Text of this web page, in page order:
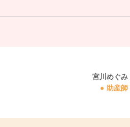
宮川めぐみ
助産師